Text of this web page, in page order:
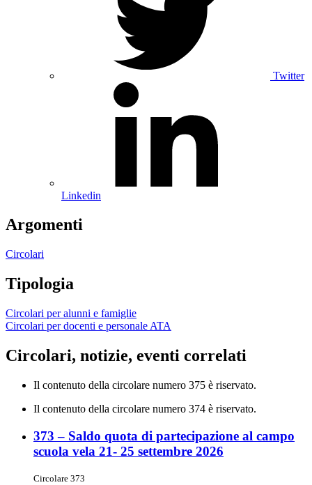
Twitter
Linkedin
Argomenti
Circolari
Tipologia
Circolari per alunni e famiglie
Circolari per docenti e personale ATA
Circolari, notizie, eventi correlati
Il contenuto della circolare numero 375 è riservato.
Il contenuto della circolare numero 374 è riservato.
373 – Saldo quota di partecipazione al campo
scuola vela 21- 25 settembre 2026
Circolare 373